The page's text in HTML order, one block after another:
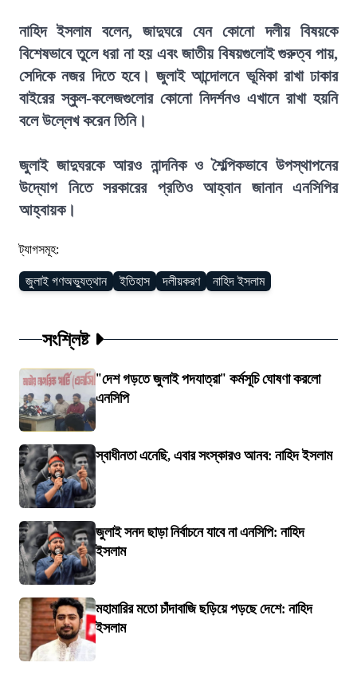
নাহিদ ইসলাম বলেন, জাদুঘরে যেন কোনো দলীয় বিষয়কে
বিশেষভাবে তুলে ধরা না হয় এবং জাতীয় বিষয়গুলোই গুরুত্ব পায়,
সেদিকে নজর দিতে হবে। জুলাই আন্দোলনে ভূমিকা রাখা ঢাকার
বাইরের স্কুল-কলেজগুলোর কোনো নিদর্শনও এখানে রাখা হয়নি
বলে উল্লেখ করেন তিনি।
জুলাই জাদুঘরকে আরও নান্দনিক ও শৈল্পিকভাবে উপস্থাপনের
উদ্যোগ নিতে সরকারের প্রতিও আহ্বান জানান এনসিপির
আহ্বায়ক।
ট্যাগসমূহ:
জুলাই গণঅভ্যুত্থান ইতিহাস দলীয়করণ নাহিদ ইসলাম
সংশ্লিষ্ট
"দেশ গড়তে জুলাই পদযাত্রা" কর্মসূচি ঘোষণা করলো
এনসিপি
স্বাধীনতা এনেছি, এবার সংস্কারও আনব: নাহিদ ইসলাম
জুলাই সনদ ছাড়া নির্বাচনে যাবে না এনসিপি: নাহিদ
ইসলাম
মহামারির মতো চাঁদাবাজি ছড়িয়ে পড়ছে দেশে: নাহিদ
ইসলাম